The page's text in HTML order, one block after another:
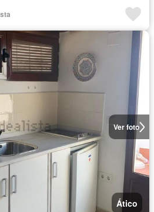
Ver foto
Ático